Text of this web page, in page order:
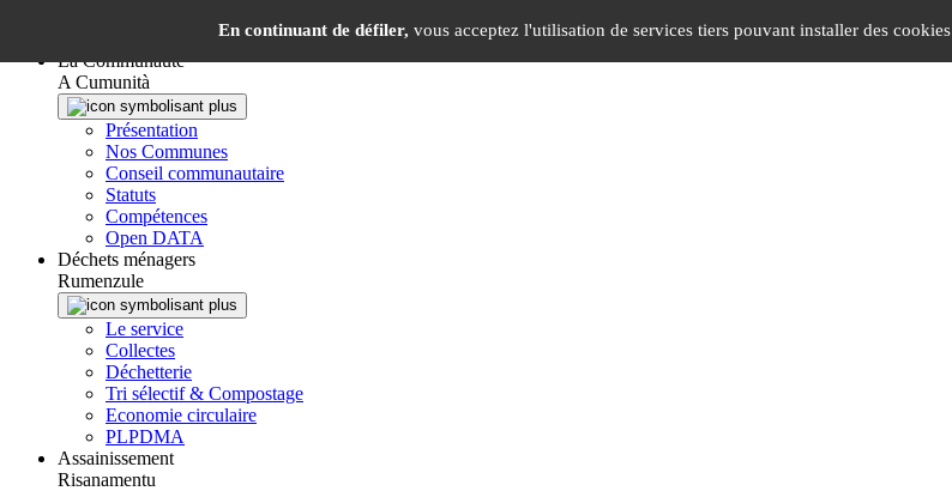
La Communauté
A Cumunità
Présentation
Nos Communes
Conseil communautaire
Statuts
Compétences
Open DATA
Déchets ménagers
Rumenzule
Le service
Collectes
Déchetterie
Tri sélectif & Compostage
Economie circulaire
PLPDMA
Assainissement
Risanamentu
En continuant de défiler, vous acceptez l'utilisation de services tiers pouvant installer des cookies